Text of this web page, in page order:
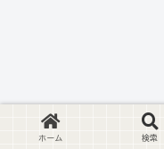
ホーム 検索